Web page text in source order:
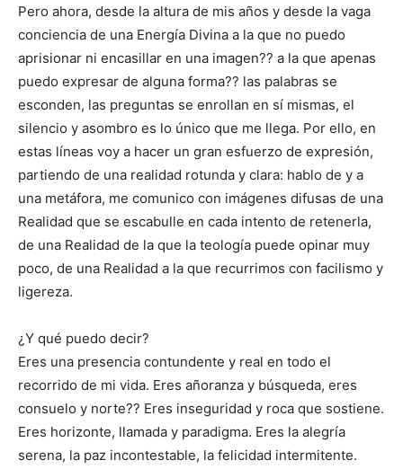
Pero ahora, desde la altura de mis años y desde la vaga
conciencia de una Energía Divina a la que no puedo
aprisionar ni encasillar en una imagen?? a la que apenas
puedo expresar de alguna forma?? las palabras se
esconden, las preguntas se enrollan en sí mismas, el
silencio y asombro es lo único que me llega. Por ello, en
estas líneas voy a hacer un gran esfuerzo de expresión,
partiendo de una realidad rotunda y clara: hablo de y a
una metáfora, me comunico con imágenes difusas de una
Realidad que se escabulle en cada intento de retenerla,
de una Realidad de la que la teología puede opinar muy
poco, de una Realidad a la que recurrimos con facilismo y
ligereza.
¿Y qué puedo decir?
Eres una presencia contundente y real en todo el
recorrido de mi vida. Eres añoranza y búsqueda, eres
consuelo y norte?? Eres inseguridad y roca que sostiene.
Eres horizonte, llamada y paradigma. Eres la alegría
serena, la paz incontestable, la felicidad intermitente.